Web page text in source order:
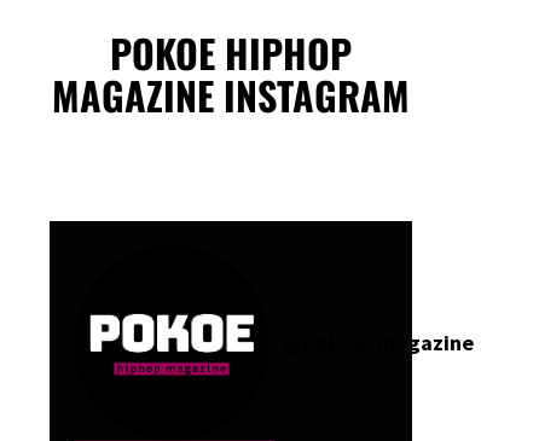
POKOE HIPHOP
MAGAZINE INSTAGRAM
pokoe_magazine